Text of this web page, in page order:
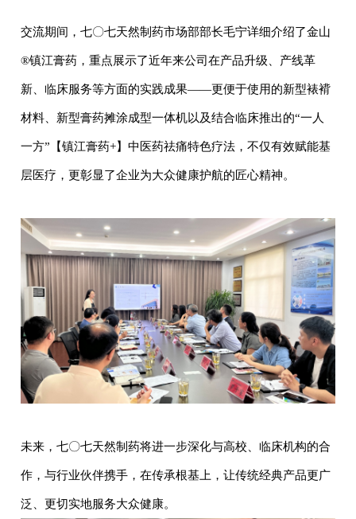
交流期间，七〇七天然制药市场部部长毛宁详细介绍了金山
®镇江膏药，重点展示了近年来公司在产品升级、产线革
新、临床服务等方面的实践成果——更便于使用的新型裱褙
材料、新型膏药摊涂成型一体机以及结合临床推出的“一人
一方”【镇江膏药+】中医药祛痛特色疗法，不仅有效赋能基
层医疗，更彰显了企业为大众健康护航的匠心精神。
未来，七〇七天然制药将进一步深化与高校、临床机构的合
作，与行业伙伴携手，在传承根基上，让传统经典产品更广
泛、更切实地服务大众健康。